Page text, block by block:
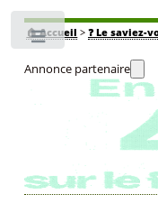
🏠Accueil > ❓ Le saviez-
Annonce partenaire
Toggle